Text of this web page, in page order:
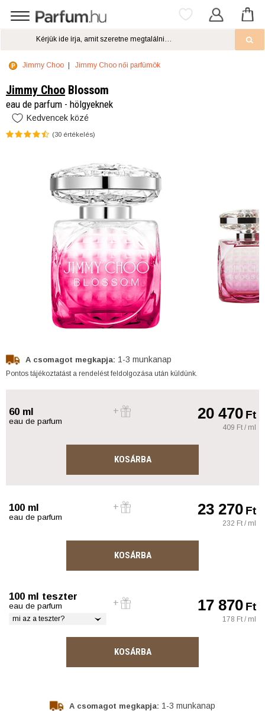
Jimmy Choo Jimmy Choo női parfümök
Jimmy Choo Blossom
eau de parfum - hölgyeknek
Kedvencek közé
(30 értékelés)
A csomagot megkapja: 1-3 munkanap
Pontos tájékoztatást a rendelést feldolgozása után küldünk.
60 ml
eau de parfum 20 470Ft
409 Ft / ml
KOSÁRBA
100 ml
eau de parfum 23 270Ft
232 Ft / ml
KOSÁRBA
100 ml teszter
eau de parfum
mi az a teszter?
17 870Ft
178 Ft / ml
KOSÁRBA
A csomagot megkapja: 1-3 munkanap